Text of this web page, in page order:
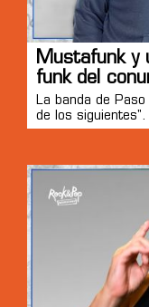
Mustafunk y
funk del
La banda de
de los siguientes".